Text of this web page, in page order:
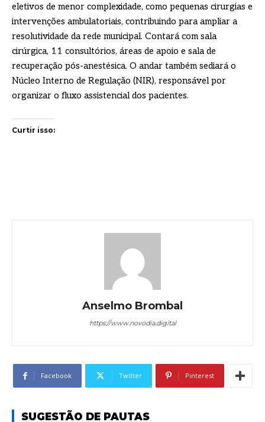
eletivos de menor complexidade, como pequenas cirurgias e
intervenções ambulatoriais, contribuindo para ampliar a
resolutividade da rede municipal. Contará com sala
cirúrgica, 11 consultórios, áreas de apoio e sala de
recuperação pós-anestésica. O andar também sediará o
Núcleo Interno de Regulação (NIR), responsável por
organizar o fluxo assistencial dos pacientes.
Curtir isso:
Anselmo Brombal
https://www.novodia.digital
Facebook Twitter Pinterest
SUGESTÃO DE PAUTAS